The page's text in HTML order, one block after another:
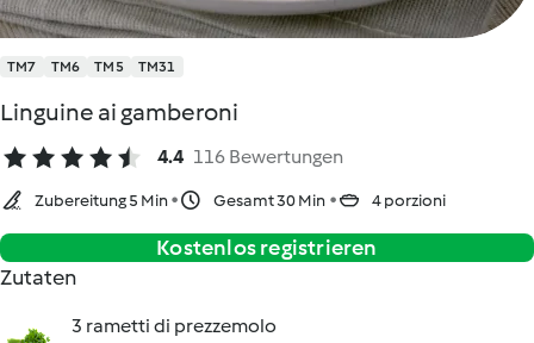
TM7 TM6 TM5 TM31
Linguine ai gamberoni
4.4 116 Bewertungen
Zubereitung 5 Min Gesamt 30 Min 4 porzioni
Kostenlos registrieren
Zutaten
3 rametti di prezzemolo